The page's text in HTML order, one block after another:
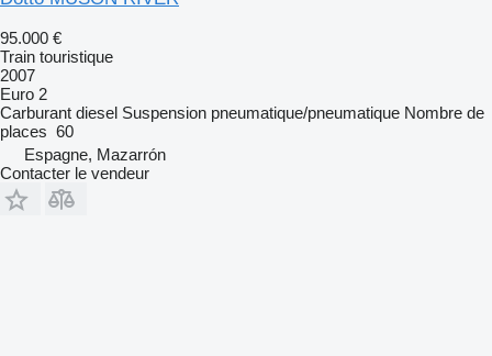
95.000 €
Train touristique
2007
Euro 2
Carburant diesel Suspension pneumatique/pneumatique Nombre de
places 60
Espagne, Mazarrón
Contacter le vendeur